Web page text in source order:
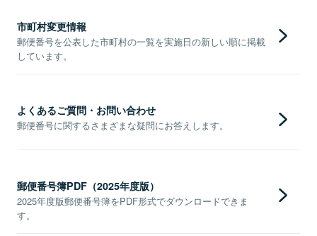
市町村変更情報
郵便番号を公表した市町村の一覧を実施日の新しい順に掲載
しています。
よくあるご質問・お問い合わせ
郵便番号に関するさまざまな疑問にお答えします。
郵便番号簿PDF（2025年度版）
2025年度版郵便番号簿をPDF形式でダウンロードできま
す。